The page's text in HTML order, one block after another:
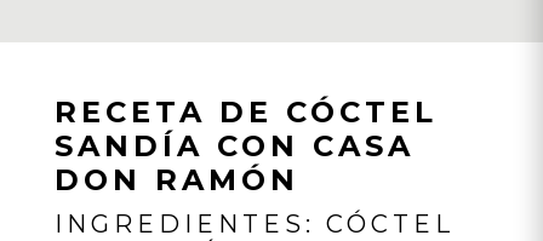
RECETA DE CÓCTEL
SANDÍA CON CASA
DON RAMÓN
INGREDIENTES: CÓCTEL